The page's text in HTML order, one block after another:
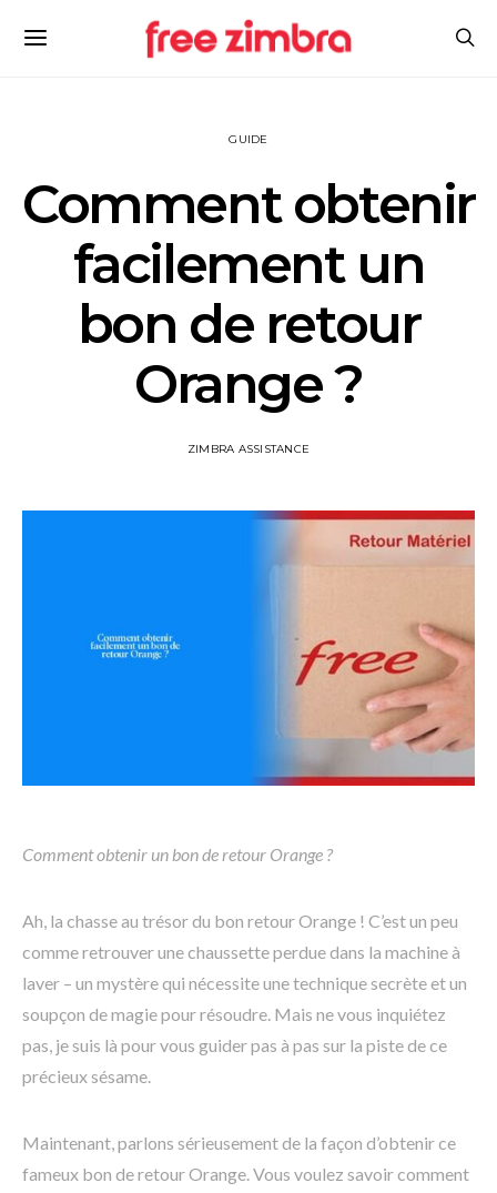
GUIDE
Comment obtenir
facilement un
bon de retour
Orange ?
ZIMBRA ASSISTANCE
Comment obtenir un bon de retour Orange ?
Ah, la chasse au trésor du bon retour Orange ! C’est un peu
comme retrouver une chaussette perdue dans la machine à
laver – un mystère qui nécessite une technique secrète et un
soupçon de magie pour résoudre. Mais ne vous inquiétez
pas, je suis là pour vous guider pas à pas sur la piste de ce
précieux sésame.
Maintenant, parlons sérieusement de la façon d’obtenir ce
fameux bon de retour Orange. Vous voulez savoir comment